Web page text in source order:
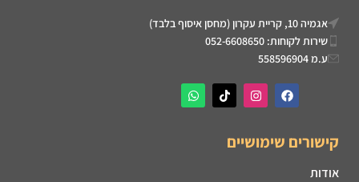
אגמיה 10, קריית עקרון (מחסן איסוף בלבד)
שירות לקוחות: 052-6608650
ע.מ 558596904
קישורים שימושיים
אודות